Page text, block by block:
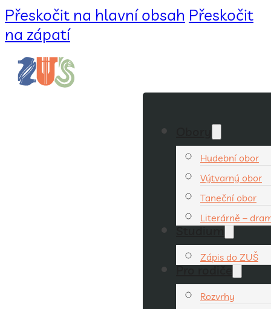
Přeskočit na hlavní obsah Přeskočit
na zápatí
Hudební obor
Výtvarný obor
Taneční obor
Literárně –
Studium
Zápis do ZUŠ
Pro rodiče
Rozvrhy